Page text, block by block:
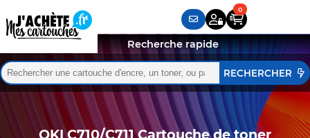
Rechercher :
Quand les résultats de l'auto-complétion sont
Recherche rapide
OKI C710/C711 Cartouche de toner